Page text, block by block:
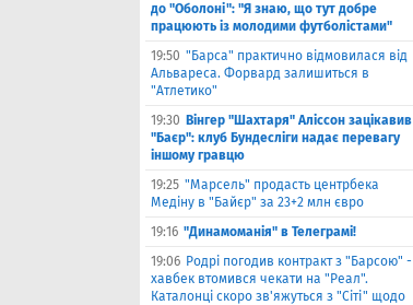
до "Оболоні": "Я знаю, що тут добре
працюють із молодими футболістами"
19:50 "Барса" практично відмовилася від
Альвареса. Форвард залишиться в
"Атлетико"
19:30 Вінгер "Шахтаря" Аліссон зацікавив
"Баєр": клуб Бундесліги надає перевагу
іншому гравцю
19:25 "Марсель" продасть центрбека
Медіну в "Байєр" за 23+2 млн євро
19:16 "Динамоманія" в Телеграмі!
19:06 Родрі погодив контракт з "Барсою" -
хавбек втомився чекати на "Реал".
Каталонці скоро зв'яжуться з "Сіті" щодо